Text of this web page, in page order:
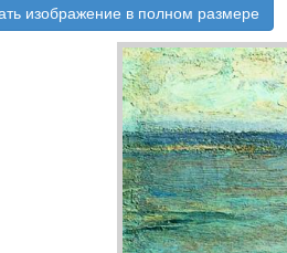
изображение в полном размере